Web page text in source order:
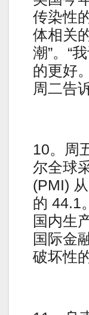
传染性
体相关
潮”。“
的更好
周二告
10。周
尔全球
(PMI)
的 44.1
国内生
国际金
破坏性